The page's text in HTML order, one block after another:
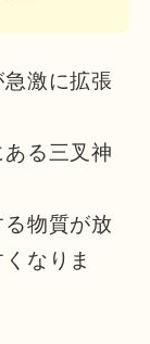
激に拡張
る三叉神
物質が放
なりま